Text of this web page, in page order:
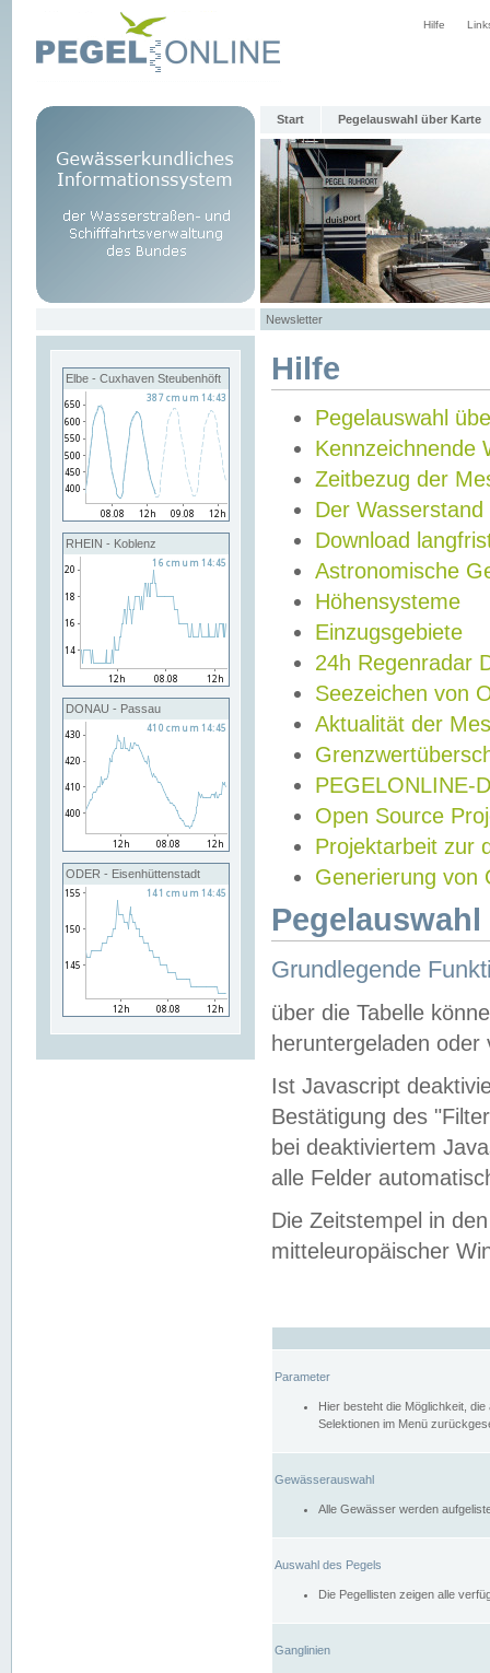
Hilfe
Start Pegelauswahl über Karte
Newsletter
Elbe - Cuxhaven Steubenhöft
RHEIN - Koblenz
DONAU - Passau
ODER - Eisenhüttenstadt
Hilfe
Pegelauswahl
Kennzeichnende
Zeitbezug der
Der Wasserstand
Download
Astronomische
Höhensysteme
Einzugsgebiete
24h Regenradar
Seezeichen von
Aktualität der
PEGELONLINE-
Open Source
Projektarbeit zur
Generierung von
Grundlegende
über die Tabelle
heruntergeladen oder
Ist Javascript
Bestätigung des
bei deaktiviertem
alle Felder
Die Zeitstempel in
mitteleuropäischer
Parameter
Hier besteht die Möglichkeit,
Selektionen im Menü
Gewässerauswahl
Alle Gewässer werden
Auswahl des Pegels
Die Pegellisten zeigen alle
Ganglinien